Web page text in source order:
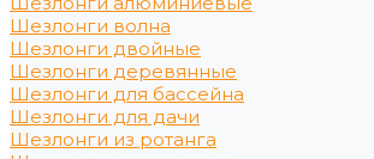
Шезлонги волна
Шезлонги двойные
Шезлонги деревянные
Шезлонги для бассейна
Шезлонги для дачи
Шезлонги из ротанга